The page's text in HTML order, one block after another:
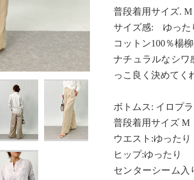
普段着用サイズ. M
サイズ感: ゆった
コットン100％楊
ナチュラルなシワ
っこ良く決めてく
ボトムス: イロプ
普段着用サイズ M
ウエスト:ゆったり
ヒップ:ゆったり
センターシーム入